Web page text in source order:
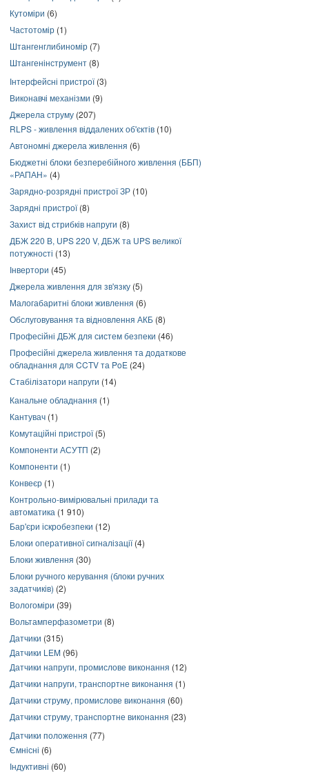
Кутоміри (6)
Частотомір (1)
Штангенглибиномір (7)
Штангенінструмент (8)
Інтерфейсні пристрої(3)
Виконавчі механізми (9)
Джерела струму (207)
RLPS - живлення віддалених об'єктів (10)
Автономні джерела живлення (6)
Бюджетні блоки безперебійного живлення (ББП)
«РАПАН» (4)
Зарядно-розрядні пристрої ЗР (10)
Зарядні пристрої(8)
Захист від стрибків напруги (8)
ДБЖ 220 В, UPS 220 V, ДБЖ та UPS великої
потужності (13)
Інвертори (45)
Джерела живлення для зв'язку (5)
Малогабаритні блоки живлення (6)
Обслуговування та відновлення АКБ (8)
Професійні ДБЖ для систем безпеки (46)
Професійні джерела живлення та додаткове
обладнання для CCTV та PoE (24)
Стабілізатори напруги (14)
Канальне обладнання (1)
Кантувач (1)
Комутаційні пристрої(5)
Компоненти АСУТП (2)
Компоненти (1)
Конвеєр (1)
Контрольно-вимірювальні прилади та
автоматика (1 910)
Бар'єри іскробезпеки (12)
Блоки оперативної сигналізації(4)
Блоки живлення (30)
Блоки ручного керування (блоки ручних
задатчиків) (2)
Вологоміри (39)
Вольтамперфазометри (8)
Датчики (315)
Датчики LEM (96)
Датчики напруги, промислове виконання (12)
Датчики напруги, транспортне виконання (1)
Датчики струму, промислове виконання (60)
Датчики струму, транспортне виконання (23)
Датчики положення (77)
Ємнісні (6)
Індуктивні (60)